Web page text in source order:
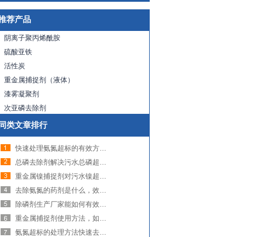
荐产品
阴离子聚丙烯酰胺
硫酸亚铁
活性炭
重金属捕捉剂（液体）
漆雾凝聚剂
次亚磷去除剂
同类文章排行
快速处理氨氮超标的有效方法，用去除氨氮药剂（图）
总磷去除剂解决污水总磷超标的问题（图）
重金属镍捕捉剂对污水镍超标的处理（图）
去除氨氮的药剂是什么，效果如何（图）
除磷剂生产厂家能如何有效解决水中的磷污染问题（图）
重金属捕捉剂使用方法，如何正确操作（图）
氨氮超标的处理方法快速去除氨氮的是什么（图）